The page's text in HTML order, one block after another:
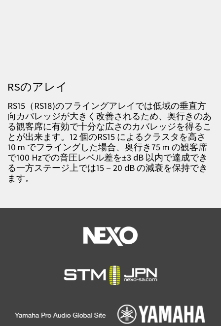
RSのアレイ
RS15 （ RS18)のフライングアレイでは低域の垂直方
向カバレッジが大きく改善されるため、奥行きのあ
る観客席に有効で十分な広さのカバレッジを得るこ
とが出来ます。 12個のRS15 によるクラスタを高さ
10 m でフライングした場合、奥行き75 m の観客席
で100 Hzでの音圧レベル差を±3 dB 以内で達成でき
る一方ステージ上では15 － 20 dBの減衰を保持でき
ます。